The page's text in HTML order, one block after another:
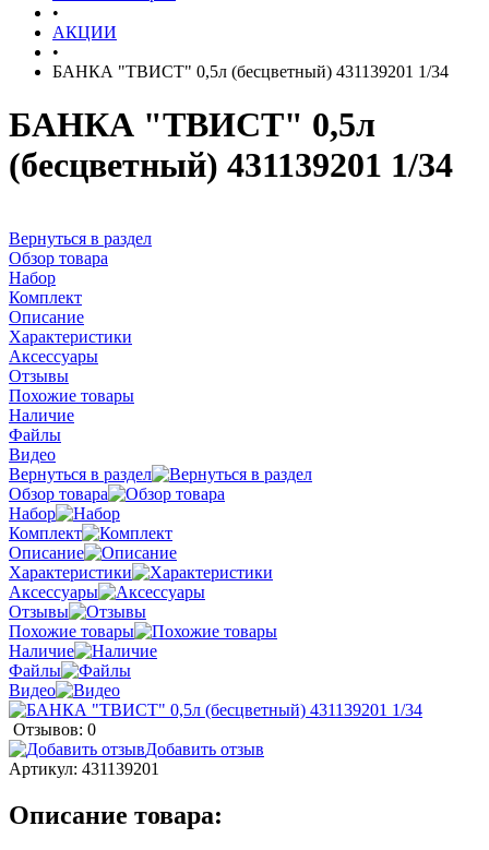
•
АКЦИИ
•
БАНКА "ТВИСТ" 0,5л (бесцветный) 431139201 1/34
БАНКА "ТВИСТ" 0,5л
(бесцветный) 431139201 1/34
Вернуться в раздел
Обзор товара
Набор
Комплект
Описание
Характеристики
Аксессуары
Отзывы
Похожие товары
Наличие
Файлы
Видео
Вернуться в раздел
Обзор товара
Набор
Комплект
Описание
Характеристики
Аксессуары
Отзывы
Похожие товары
Наличие
Файлы
Видео
Отзывов: 0
Добавить отзыв
Артикул: 431139201
Описание товара: